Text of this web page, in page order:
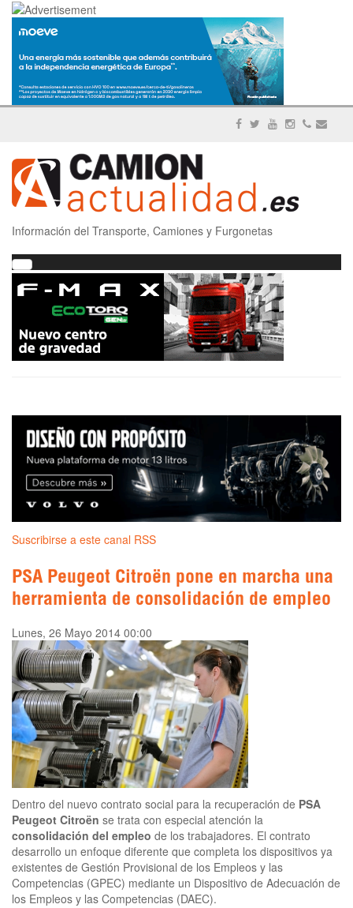
Información del Transporte, Camiones y Furgonetas
Suscribirse a este canal RSS
PSA Peugeot Citroën pone en marcha una
herramienta de consolidación de empleo
Lunes, 26 Mayo 2014 00:00
Dentro del nuevo contrato social para la recuperación de PSA
Peugeot Citroën se trata con especial atención la
consolidación del empleo de los trabajadores. El contrato
desarrollo un enfoque diferente que completa los dispositivos ya
existentes de Gestión Provisional de los Empleos y las
Competencias (GPEC) mediante un Dispositivo de Adecuación de
los Empleos y las Competencias (DAEC).